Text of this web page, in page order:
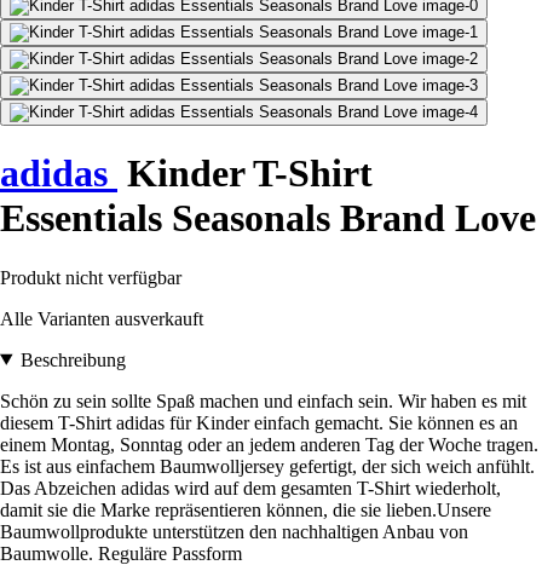
adidas Kinder T-Shirt
Essentials Seasonals Brand Love
Produkt nicht verfügbar
Alle Varianten ausverkauft
Beschreibung
Schön zu sein sollte Spaß machen und einfach sein. Wir haben es mit
diesem T-Shirt adidas für Kinder einfach gemacht. Sie können es an
einem Montag, Sonntag oder an jedem anderen Tag der Woche tragen.
Es ist aus einfachem Baumwolljersey gefertigt, der sich weich anfühlt.
Das Abzeichen adidas wird auf dem gesamten T-Shirt wiederholt,
damit sie die Marke repräsentieren können, die sie lieben.Unsere
Baumwollprodukte unterstützen den nachhaltigen Anbau von
Baumwolle. Reguläre Passform